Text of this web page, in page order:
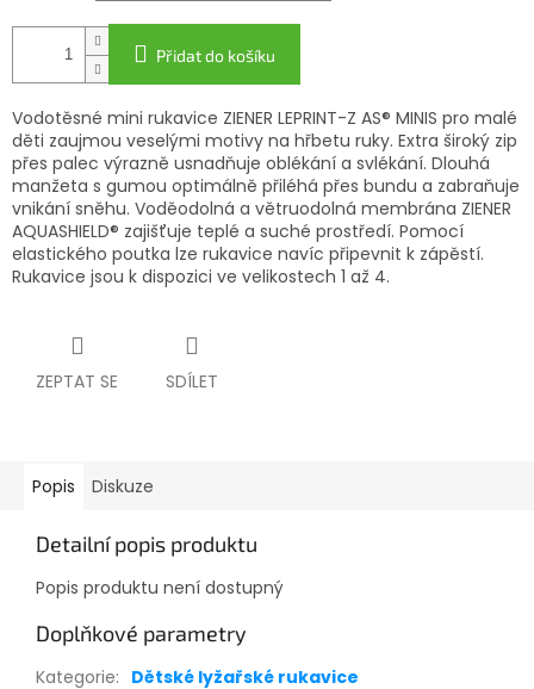
Přidat do košíku
Vodotěsné mini rukavice ZIENER LEPRINT-Z AS® MINIS pro malé
děti zaujmou veselými motivy na hřbetu ruky. Extra široký zip
přes palec výrazně usnadňuje oblékání a svlékání. Dlouhá
manžeta s gumou optimálně přiléhá přes bundu a zabraňuje
vnikání sněhu. Voděodolná a větruodolná membrána ZIENER
AQUASHIELD® zajišťuje teplé a suché prostředí. Pomocí
elastického poutka lze rukavice navíc připevnit k zápěstí.
Rukavice jsou k dispozici ve velikostech 1 až 4.
ZEPTAT SE SDÍLET
Popis Diskuze
Detailní popis produktu
Popis produktu není dostupný
Doplňkové parametry
Kategorie: Dětské lyžařské rukavice